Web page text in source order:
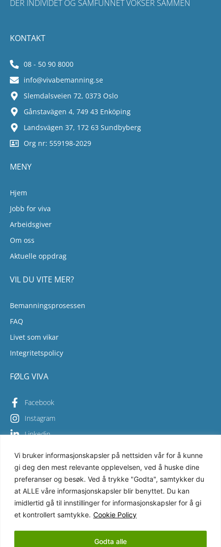
Vi bruker informasjonskapsler på nettsiden vår for å kunne
gi deg den mest relevante opplevelsen, ved å huske dine
preferanser og besøk. Ved å trykke "Godta", samtykker du
at ALLE våre informasjonskapsler blir benyttet. Du kan
imidlertid gå til innstillinger for informasjonskapsler for å gi
et kontrollert samtykke. Cookie Policy
Godta alle
DER INDIVIDET OG SAMFUNNET VOKSER SAMMEN
KONTAKT
08 - 50 90 8000
info@vivabemanning.se
Slemdalsveien 72, 0373 Oslo
Gånstavägen 4, 749 43 Enköping
Landsvägen 37, 172 63 Sundbyberg
Org nr: 559198-2029
MENY
Hjem
Jobb for viva
Arbeidsgiver
Om oss
Aktuelle oppdrag
VIL DU VITE MER?
Bemanningsprosessen
FAQ
Livet som vikar
Integritetspolicy
FØLG VIVA
Facebook
Instagram
Linkedin
Copyright © 2026 Viva Bemanning – All Rights Reserved
Vi i Viva Bemanning sikrer høy kvalitet i alt vi gjør og er
svært opptatt av miljøet. Derfor har vi sertifisert
virksomheten mot de internasjonale ISO-standardene